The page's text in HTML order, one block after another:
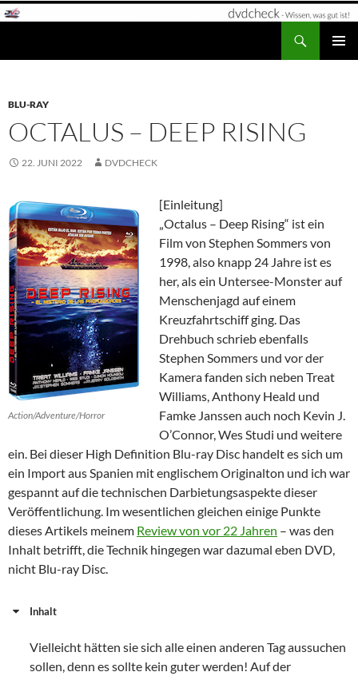
Zum
BLU-RAY
OCTALUS – DEEP RISING
22. JUNI 2022 DVDCHECK
Action/Adventure/Horror
[Einleitung]
„Octalus – Deep Rising“ ist ein
Film von Stephen Sommers von
1998, also knapp 24 Jahre ist es
her, als ein Untersee-Monster auf
Menschenjagd auf einem
Kreuzfahrtschiff ging. Das
Drehbuch schrieb ebenfalls
Stephen Sommers und vor der
Kamera fanden sich neben Treat
Williams, Anthony Heald und
Famke Janssen auch noch Kevin J.
O’Connor, Wes Studi und weitere
ein. Bei dieser High Definition Blu-ray Disc handelt es sich um
ein Import aus Spanien mit englischem Originalton und ich war
gespannt auf die technischen Darbietungsaspekte dieser
Veröffentlichung. Im wesentlichen gleichen einige Punkte
dieses Artikels meinem Review von vor 22 Jahren – was den
Inhalt betrifft, die Technik hingegen war dazumal eben DVD,
nicht Blu-ray Disc.
Inhalt
Vielleicht hätten sie sich alle einen anderen Tag aussuchen
sollen, denn es sollte kein guter werden! Auf der